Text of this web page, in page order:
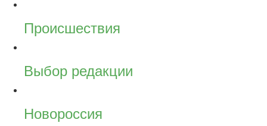
Происшествия
Выбор редакции
Новороссия